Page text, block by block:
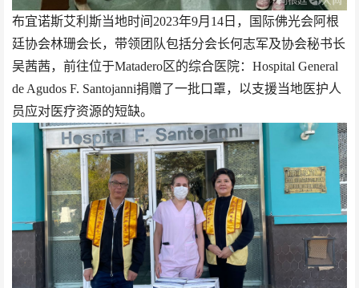
布宜诺斯艾利斯当地时间2023年9月14日，国际佛光会阿根
廷协会林珊会长，带领团队包括分会长何志军及协会秘书长
吴茜茜，前往位于Matadero区的综合医院：Hospital General
de Agudos F. Santojanni捐赠了一批口罩，以支援当地医护人
员应对医疗资源的短缺。